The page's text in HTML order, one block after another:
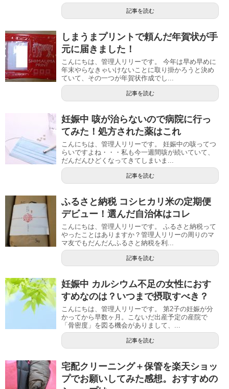
記事を読む
しまうまプリントで頼んだ年賀状が手
元に届きました！
こんにちは、管理人リリーです。 今年は早め早めに
年末やらなきゃいけないことに取り掛かろうと決め
ていて、その一つが年賀状作成でし...
記事を読む
妊娠中 咳が治らないので病院に行っ
てみた！処方された薬はこれ
こんにちは、管理人リリーです。 妊娠中の咳ってつ
らいですよね・・・私も今一週間咳が続いていて、
だんだんひどくなってきてしまいま...
記事を読む
ふるさと納税 コシヒカリ米の定期便
デビュー！選んだ自治体はコレ
こんにちは、管理人リリーです。 ふるさと納税って
やったことはありますか？管理人リリーの周りのマ
マ友でもだんだんふるさと納税を利...
記事を読む
妊娠中 カルシウム不足の女性におす
すめなのは？いつまで摂取すべき？
こんにちは、管理人リリーです。 第2子の妊娠が分
かってから早数ヶ月。こないだ出産予定の産院で
「骨密度」を図る機会がありまして、...
記事を読む
宅配クリーニング＋保管を楽天ショッ
プでお願いしてみた感想。おすすめの